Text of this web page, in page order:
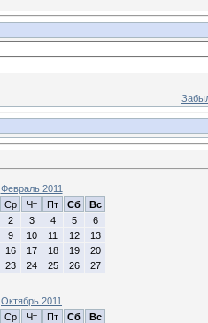
Февраль 2011
Ср Чт Пт Сб
Вс
2 3 4 5
6
9 10 11 12
13
16 17 18 19
20
23 24 25 26
27
Октябрь 2011
Ср Чт Пт Сб
Вс